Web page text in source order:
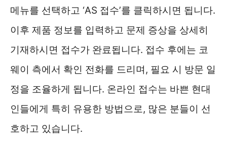
메뉴를 선택하고 ‘AS 접수’를 클릭하시면 됩니다.
이후 제품 정보를 입력하고 문제 증상을 상세히
기재하시면 접수가 완료됩니다. 접수 후에는 코
웨이 측에서 확인 전화를 드리며, 필요 시 방문 일
정을 조율하게 됩니다. 온라인 접수는 바쁜 현대
인들에게 특히 유용한 방법으로, 많은 분들이 선
호하고 있습니다.